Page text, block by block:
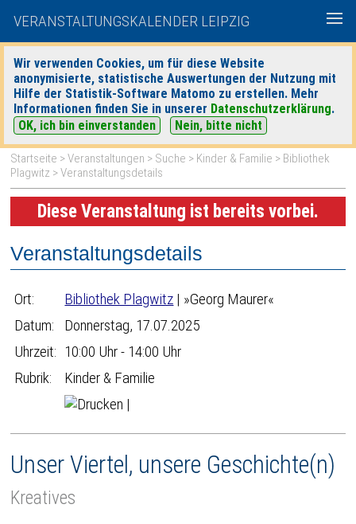
VERANSTALTUNGSKALENDER LEIPZIG
Wir verwenden Cookies, um für diese Website
anonymisierte, statistische Auswertungen der Nutzung mit
Hilfe der Statistik-Software Matomo zu erstellen. Mehr
Informationen finden Sie in unserer Datenschutzerklärung.
OK, ich bin einverstanden
Nein, bitte nicht
heute|morgen| Detaillierte Suche
Startseite >Veranstaltungen > Suche > Kinder & Familie > Bibliothek
Plagwitz > Veranstaltungsdetails
Diese Veranstaltung ist bereits vorbei.
Veranstaltungsdetails
Ort: Bibliothek Plagwitz | »Georg Maurer«
Datum:
Donnerstag, 17.07.2025
Uhrzeit: 10:00 Uhr - 14:00 Uhr
Rubrik:
Kinder & Familie
|
Unser Viertel, unsere Geschichte(n)
Kreatives